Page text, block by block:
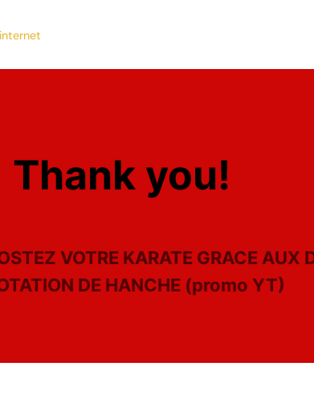
Thank you!
VOTRE KARATE GRACE AUX
DE HANCHE (promo YT)